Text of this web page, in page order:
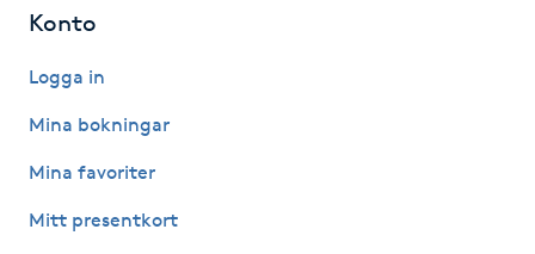
H
Hatha Yoga
Headspa
Konto
Logga in
Mina bokningar
Mina favoriter
Mitt presentkort